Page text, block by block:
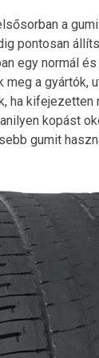
a
pontosan
egy normál
meg a gyártók,
ha
kopást
gumit